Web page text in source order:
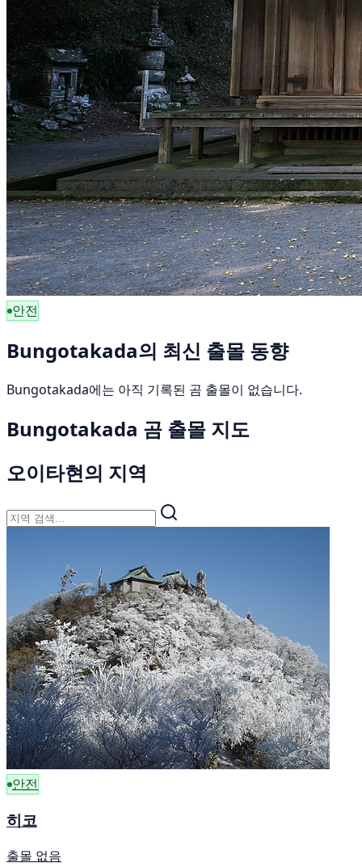
안전
Bungotakada의 최신 출몰 동향
Bungotakada에는 아직 기록된 곰 출몰이 없습니다.
Bungotakada 곰 출몰 지도
오이타현의 지역
안전
히코
출몰 없음